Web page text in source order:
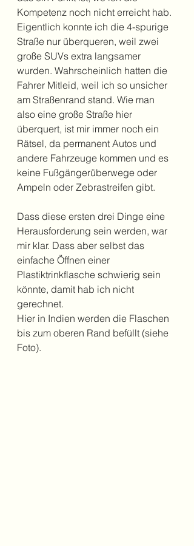
Kompetenz noch nicht erreicht hab.
Eigentlich konnte ich die 4-spurige
Straße nur überqueren, weil zwei
große SUVs extra langsamer
wurden. Wahrscheinlich hatten die
Fahrer Mitleid, weil ich so unsicher
am Straßenrand stand. Wie man
also eine große Straße hier
überquert, ist mir immer noch ein
Rätsel, da permanent Autos und
andere Fahrzeuge kommen und es
keine Fußgängerüberwege oder
Ampeln oder Zebrastreifen gibt.
Dass diese ersten drei Dinge eine
Herausforderung sein werden, war
mir klar. Dass aber selbst das
einfache Öffnen einer
Plastiktrinkflasche schwierig sein
könnte, damit hab ich nicht
gerechnet.
Hier in Indien werden die Flaschen
bis zum oberen Rand befüllt (siehe
Foto).